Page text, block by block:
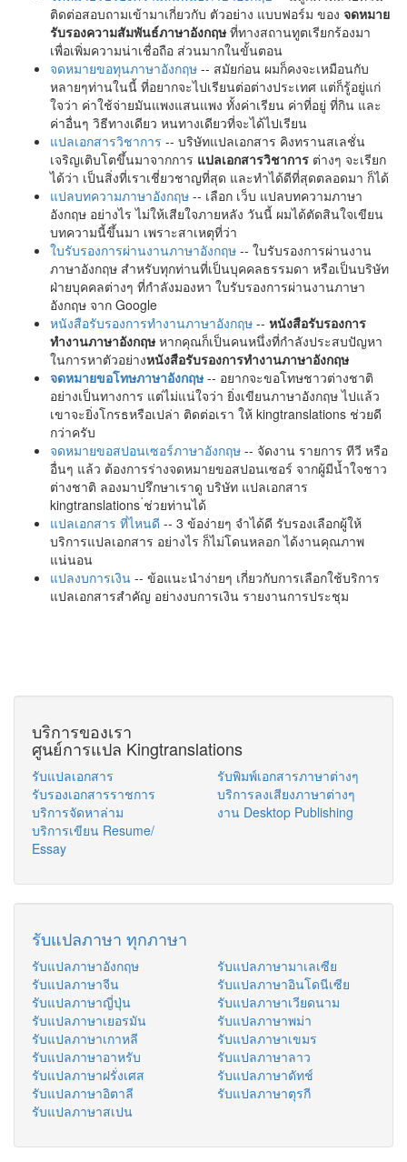
ติดต่อสอบถามเข้ามาเกี่ยวกับ ตัวอย่าง แบบฟอร์ม ของ จดหมาย
รับรองความสัมพันธ์ภาษาอังกฤษที่ทางสถานทูตเรียกร้องมา
เพื่อเพิ่มความน่าเชื่อถือ ส่วนมากในขั้นตอน
จดหมายขอทุนภาษาอังกฤษ -- สมัยก่อน ผมก็คงจะเหมือนกับ
หลายๆท่านในนี้ ที่อยากจะไปเรียนต่อต่างประเทศ แต่ก็รู้อยู่แก่
ใจว่า ค่าใช้จ่ายมันแพงแสนแพง ทั้งค่าเรียน ค่าที่อยู่ ที่กิน และ
ค่าอื่นๆ วิธีทางเดียว หนทางเดียวที่จะได้ไปเรียน
แปลเอกสารวิชาการ -- บริษัทแปลเอกสาร คิงทรานสเลชั่น
เจริญเติบโตขึ้นมาจากการ แปลเอกสารวิชาการ ต่างๆ จะเรียก
ได้ว่า เป็นสิ่งที่เราเชี่ยวชาญที่สุด และทำได้ดีที่สุดตลอดมา ก็ได้
แปลบทความภาษาอังกฤษ -- เลือก เว็บ แปลบทความภาษา
อังกฤษ อย่างไร ไม่ให้เสียใจภายหลัง วันนี้ ผมได้ตัดสินใจเขียน
บทความนี้ขึ้นมา เพราะสาเหตุที่ว่า
ใบรับรองการผ่านงานภาษาอังกฤษ -- ใบรับรองการผ่านงาน
ภาษาอังกฤษ สำหรับทุกท่านที่เป็นบุคคลธรรมดา หรือเป็นบริษัท
ฝ่ายบุคคลต่างๆ ที่กำลังมองหา ใบรับรองการผ่านงานภาษา
อังกฤษ จาก Google
หนังสือรับรองการทำงานภาษาอังกฤษ -- หนังสือรับรองการ
ทำงานภาษาอังกฤษหากคุณก็เป็นคนหนึ่งที่กำลังประสบปัญหา
ในการหาตัวอย่างหนังสือรับรองการทำงานภาษาอังกฤษ
จดหมายขอโทษภาษาอังกฤษ-- อยากจะขอโทษชาวต่างชาติ
อย่างเป็นทางการ แต่ไม่แน่ใจว่า ยิ่งเขียนภาษาอังกฤษ ไปแล้ว
เขาจะยิ่งโกรธหรือเปล่า ติดต่อเรา ให้ kingtranslations ช่วยดี
กว่าครับ
จดหมายขอสปอนเซอร์ภาษาอังกฤษ -- จัดงาน รายการ ทีวี หรือ
อื่นๆ แล้ว ต้องการร่างจดหมายขอสปอนเซอร์ จากผู้มีน้ำใจชาว
ต่างชาติ ลองมาปรึกษาเราดู บริษัท แปลเอกสาร
kingtranslations ่ช่วยท่านได้
แปลเอกสาร ที่ไหนดี -- 3 ข้อง่ายๆ จำได้ดี รับรองเลือกผู้ให้
บริการแปลเอกสาร อย่างไร ก็ไม่โดนหลอก ได้งานคุณภาพ
แน่นอน
แปลงบการเงิน -- ข้อแนะนำง่ายๆ เกี่ยวกับการเลือกใช้บริการ
แปลเอกสารสำคัญ อย่างงบการเงิน รายงานการประชุม
บริการของเรา
ศูนย์การแปล Kingtranslations
รับแปลเอกสาร
รับรองเอกสารราชการ
บริการจัดหาล่าม
บริการเขียน Resume/
Essay
รับพิมพ์เอกสารภาษาต่างๆ
บริการลงเสียงภาษาต่างๆ
งาน Desktop Publishing
รับแปลภาษา ทุกภาษา
รับแปลภาษาอังกฤษ
รับแปลภาษาจีน
รับแปลภาษาญี่ปุ่น
รับแปลภาษาเยอรมัน
รับแปลภาษาเกาหลี
รับแปลภาษาอาหรับ
รับแปลภาษาฝรั่งเศส
รับแปลภาษาอิตาลี
รับแปลภาษาสเปน
รับแปลภาษามาเลเซีย
รับแปลภาษาอินโดนีเซีย
รับแปลภาษาเวียดนาม
รับแปลภาษาพม่า
รับแปลภาษาเขมร
รับแปลภาษาลาว
รับแปลภาษาดัทช์
รับแปลภาษาตุรกี